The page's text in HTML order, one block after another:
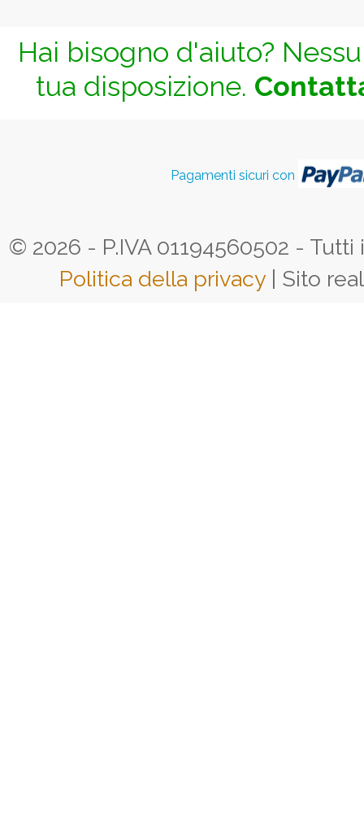
Hai bisogno d'aiuto?
tua disposizione.
Pagamenti sicuri con
© 2026 - P.IVA 01194560502 -
Politica della privacy | Sito